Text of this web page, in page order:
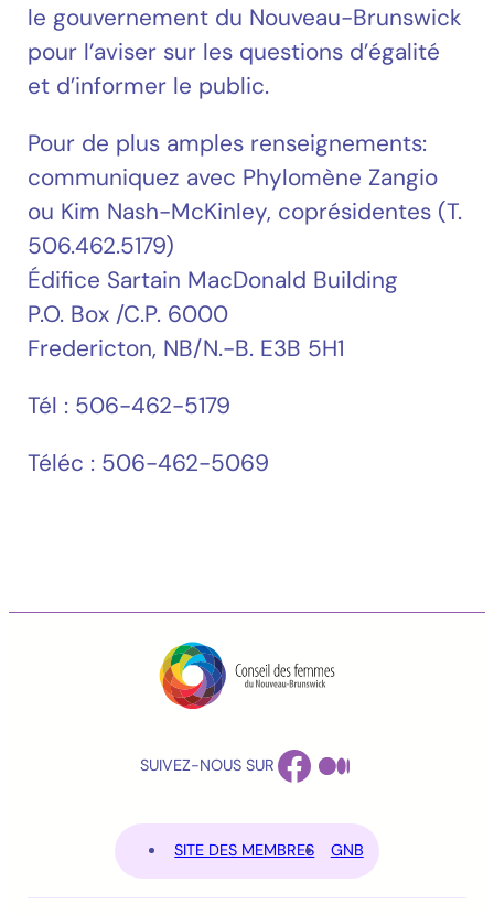
le gouvernement du Nouveau-Brunswick
pour l’aviser sur les questions d’égalité
et d’informer le public.
Pour de plus amples renseignements:
communiquez avec Phylomène Zangio
ou Kim Nash-McKinley, coprésidentes (T.
506.462.5179)
Édifice Sartain MacDonald Building
P.O. Box /C.P. 6000
Fredericton, NB/N.-B. E3B 5H1
Tél : 506-462-5179
Téléc : 506-462-5069
SUIVEZ-NOUS SUR FACEBOOK
MEDIUM
SITE DES MEMBRES GNB